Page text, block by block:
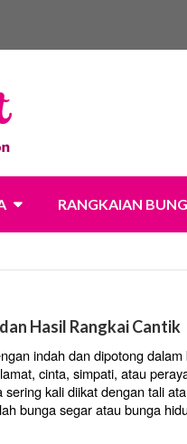
RANGKAIAN
Hasil Rangkai Cantik
indah dan dipotong
cinta, simpati, atau
sering kali diikat dengan tali
bunga segar atau bunga